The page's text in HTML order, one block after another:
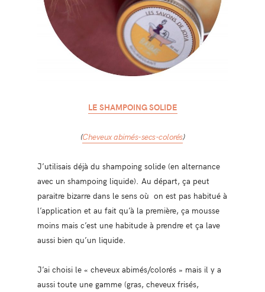
LE SHAMPOING SOLIDE
(Cheveux abimés-secs-colorés)
J’utilisais déjà du shampoing solide (en alternance
avec un shampoing liquide). Au départ, ça peut
paraitre bizarre dans le sens où on est pas habitué à
l’application et au fait qu’à la première, ça mousse
moins mais c’est une habitude à prendre et ça lave
aussi bien qu’un liquide.
J’ai choisi le « cheveux abimés/colorés » mais il y a
aussi toute une gamme (gras, cheveux frisés,